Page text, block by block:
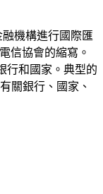
機構進行國際匯
信協會的縮寫。
行和國家。典型的
關銀行、國家、